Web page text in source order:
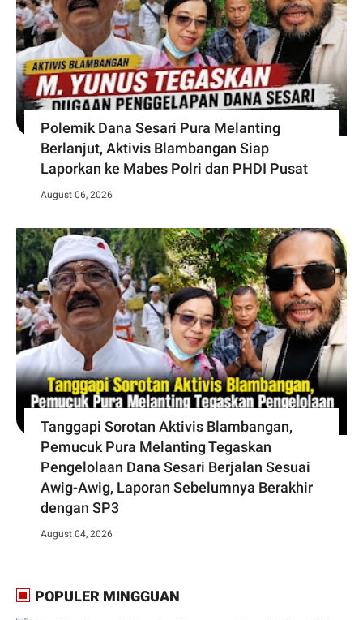
Polemik Dana Sesari Pura Melanting
Berlanjut, Aktivis Blambangan Siap
Laporkan ke Mabes Polri dan PHDI Pusat
August 06, 2026
Tanggapi Sorotan Aktivis Blambangan,
Pemucuk Pura Melanting Tegaskan
Pengelolaan Dana Sesari Berjalan Sesuai
Awig-Awig, Laporan Sebelumnya Berakhir
dengan SP3
August 04, 2026
POPULER MINGGUAN